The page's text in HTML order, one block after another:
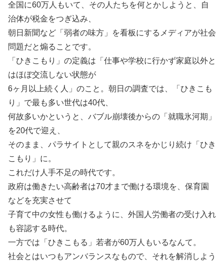
全国に60万人もいて、その人たちを何とかしようと、自
治体が税金をつぎ込み、
朝日新聞など「弱者の味方」を看板にするメディアが社会
問題だと煽ることです。
「ひきこもり」の定義は「仕事や学校に行かず家庭以外と
はほぼ交流しない状態が
6ヶ月以上続く人」のこと。朝日の調査では、「ひきこも
り」で最も多い世代は40代、
何故多いかというと、バブル崩壊後からの「就職氷河期」
を20代で迎え、
そのまま、パラサイトとして親のスネをかじり続け「ひき
こもり」に。
これだけ人手不足の時代です。
政府は働きたい高齢者は70才まで働ける環境を、保育園
などを充実させて
子育て中の女性も働けるように、外国人労働者の受け入れ
も容認する時代。
一方では「ひきこもる」若者が60万人もいるなんて。
社会とはいつもアンバランスなもので、それを解消しよう